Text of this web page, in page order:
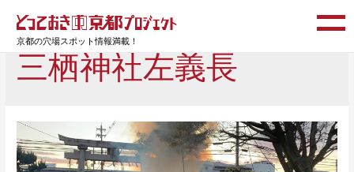
京都の穴場スポット情報満載！
三栖神社左義長